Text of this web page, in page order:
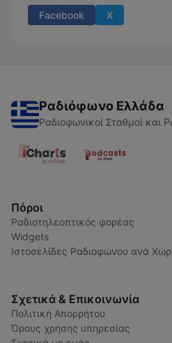
Facebook X
Ραδιόφωνο Ελλάδα
Ραδιοφωνικοί Σταθμοί και
Πόροι
Ραδιοτηλεοπτικός φορέας
Widgets
Ιστοσελίδες Ραδιοφώνου ανά
Σχετικά & Επικοινωνία
Πολιτική Απορρήτου
Όρους χρήσης υπηρεσίας